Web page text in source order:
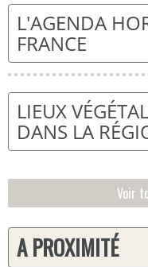
L'AGENDA
FRANCE
LIEUX
DANS LA
Voir
A PROXIMITÉ